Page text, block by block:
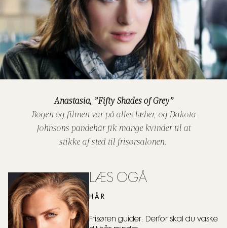
Anastasia, ”Fifty Shades of Grey”
Bogen og filmen var på alles læber, og Dakota
Johnsons pandehår fik mange kvinder til at
stikke af sted til frisørsalonen.
LÆS OGÅ
HÅR
Frisøren guider: Derfor skal du vaske